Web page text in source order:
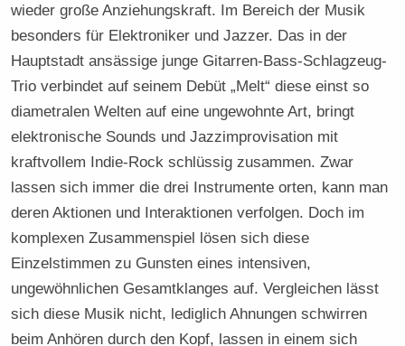
wieder große Anziehungskraft. Im Bereich der Musik
besonders für Elektroniker und Jazzer. Das in der
Hauptstadt ansässige junge Gitarren-Bass-Schlagzeug-
Trio verbindet auf seinem Debüt „Melt“ diese einst so
diametralen Welten auf eine ungewohnte Art, bringt
elektronische Sounds und Jazzimprovisation mit
kraftvollem Indie-Rock schlüssig zusammen. Zwar
lassen sich immer die drei Instrumente orten, kann man
deren Aktionen und Interaktionen verfolgen. Doch im
komplexen Zusammenspiel lösen sich diese
Einzelstimmen zu Gunsten eines intensiven,
ungewöhnlichen Gesamtklanges auf. Vergleichen lässt
sich diese Musik nicht, lediglich Ahnungen schwirren
beim Anhören durch den Kopf, lassen in einem sich